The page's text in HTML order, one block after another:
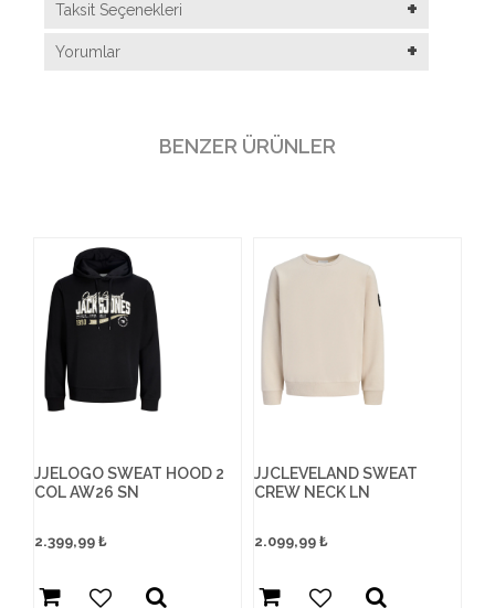
Taksit Seçenekleri
Yorumlar
BENZER ÜRÜNLER
JJELOGO SWEAT HOOD 2
COL AW26 SN
2.399,99 ₺
JJCLEVELAND SWEAT
CREW NECK LN
2.099,99 ₺